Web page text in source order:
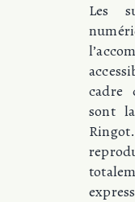
Les
cadre
sont